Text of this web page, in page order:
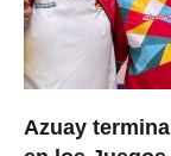
Azuay